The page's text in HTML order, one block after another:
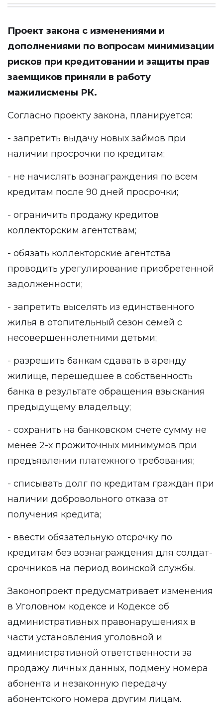
Проект закона с изменениями и
дополнениями по вопросам минимизации
рисков при кредитовании и защиты прав
заемщиков приняли в работу
мажилисмены РК.
Согласно проекту закона, планируется:
- запретить выдачу новых займов при
наличии просрочки по кредитам;
- не начислять вознаграждения по всем
кредитам после 90 дней просрочки;
- ограничить продажу кредитов
коллекторским агентствам;
- обязать коллекторские агентства
проводить урегулирование приобретенной
задолженности;
- запретить выселять из единственного
жилья в отопительный сезон семей с
несовершеннолетними детьми;
- разрешить банкам сдавать в аренду
жилище, перешедшее в собственность
банка в результате обращения взыскания
предыдущему владельцу;
- сохранить на банковском счете сумму не
менее 2-х прожиточных минимумов при
предъявлении платежного требования;
- списывать долг по кредитам граждан при
наличии добровольного отказа от
получения кредита;
- ввести обязательную отсрочку по
кредитам без вознаграждения для солдат-
срочников на период воинской службы.
Законопроект предусматривает изменения
в Уголовном кодексе и Кодексе об
административных правонарушениях в
части установления уголовной и
административной ответственности за
продажу личных данных, подмену номера
абонента и незаконную передачу
абонентского номера другим лицам.